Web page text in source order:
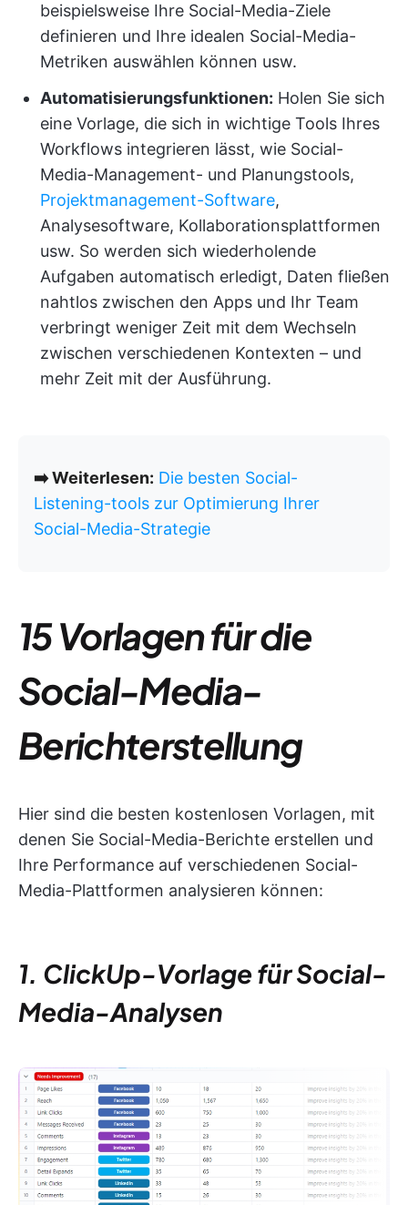
beispielsweise Ihre Social-Media-Ziele
definieren und Ihre idealen Social-Media-
Metriken auswählen können usw.
Automatisierungsfunktionen: Holen Sie sich
eine Vorlage, die sich in wichtige Tools Ihres
Workflows integrieren lässt, wie Social-
Media-Management- und Planungstools,
Projektmanagement-Software,
Analysesoftware, Kollaborationsplattformen
usw. So werden sich wiederholende
Aufgaben automatisch erledigt, Daten fließen
nahtlos zwischen den Apps und Ihr Team
verbringt weniger Zeit mit dem Wechseln
zwischen verschiedenen Kontexten – und
mehr Zeit mit der Ausführung.
➡️ Weiterlesen: Die besten Social-
Listening-tools zur Optimierung Ihrer
Social-Media-Strategie
15 Vorlagen für die
Social-Media-
Berichterstellung
Hier sind die besten kostenlosen Vorlagen, mit
denen Sie Social-Media-Berichte erstellen und
Ihre Performance auf verschiedenen Social-
Media-Plattformen analysieren können:
1. ClickUp-Vorlage für Social-
Media-Analysen